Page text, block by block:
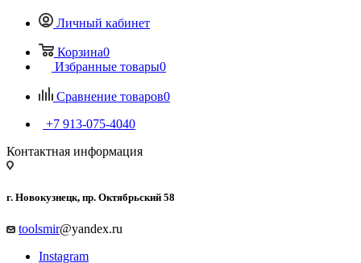
Личный кабинет
Корзина0
Избранные товары0
Сравнение товаров0
+7 913-075-4040
Контактная информация
г. Новокузнецк, пр. Октябрьский 58
toolsmir@yandex.ru
Instagram